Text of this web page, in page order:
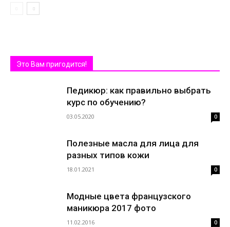
Это Вам пригодится!
Педикюр: как правильно выбрать
курс по обучению?
03.05.2020 0
Полезные масла для лица для
разных типов кожи
18.01.2021 0
Модные цвета французского
маникюра 2017 фото
11.02.2016 0